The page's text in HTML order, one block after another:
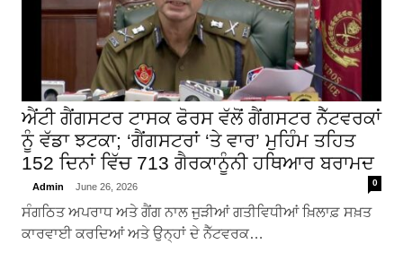
ਐਂਟੀ ਗੈਂਗਸਟਰ ਟਾਸਕ ਫੋਰਸ ਵੱਲੋਂ ਗੈਂਗਸਟਰ ਨੈੱਟਵਰਕਾਂ
ਨੂੰ ਵੱਡਾ ਝਟਕਾ; ‘ਗੈਂਗਸਟਰਾਂ ‘ਤੇ ਵਾਰ’ ਮੁਹਿੰਮ ਤਹਿਤ
152 ਦਿਨਾਂ ਵਿੱਚ 713 ਗੈਰਕਾਨੂੰਨੀ ਹਥਿਆਰ ਬਰਾਮਦ
Admin June 26, 2026 0
ਸੰਗਠਿਤ ਅਪਰਾਧ ਅਤੇ ਗੈਂਗ ਨਾਲ ਜੁੜੀਆਂ ਗਤੀਵਿਧੀਆਂ ਖ਼ਿਲਾਫ਼ ਸਖ਼ਤ
ਕਾਰਵਾਈ ਕਰਦਿਆਂ ਅਤੇ ਉਨ੍ਹਾਂ ਦੇ ਨੈੱਟਵਰਕ…